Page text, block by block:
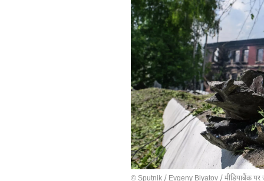
© Sputnik / Evgeny Biyatov /मीडियाबैंक पर